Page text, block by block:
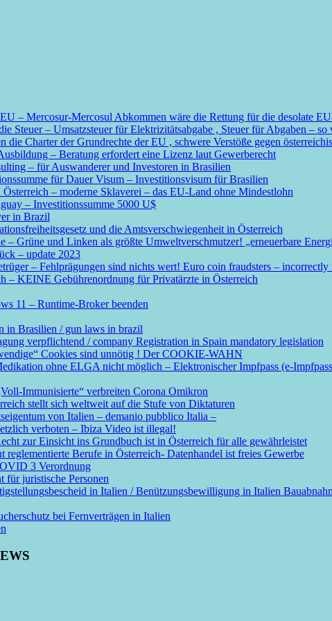
– Mercosur-Mercosul Abkommen wäre die Rettung für die desolate
Steuer – Umsatzsteuer für Elektrizitätsabgabe , Steuer für Abgaben –
Charter der Grundrechte der EU , schwere Verstöße gegen
– Beratung erfordert eine Lizenz laut Gewerberecht
– für Auswanderer und Investoren in Brasilien
für Dauer Visum – Investitionsvisum für Brasilien
– moderne Sklaverei – das EU-Land ohne Mindestlohn
– Investitionssumme 5000 U$
in Brazil
und die Amtsverschwiegenheit in Österreich
Grüne und Linken als größte Umweltverschmutzer! „erneuerbare
– update 2023
– Fehlprägungen sind nichts wert! Euro coin fraudsters –
– KEINE Gebührenordnung für Privatärzte in Österreich
11 – Runtime-Broker beenden
in Brasilien / gun laws in brazil
verpflichtend / company Registration in Spain mandatory legislation
Cookies sind unnötig ! Der COOKIE-WAHN
ohne ELGA nicht möglich – Elektronischer Impfpass (e-
Immunisierte“ verbreiten Corona Omikron
stellt sich weltweit auf die Stufe von Diktaturen
von Italien – demanio pubblico Italia –
verboten – Ibiza Video ist illegal!
zur Einsicht ins Grundbuch ist in Österreich für alle gewährleistet
reglementierte Berufe in Österreich- Datenhandel ist freies Gewerbe
3 Verordnung
juristische Personen
in Italien / Benützungsbewilligung in Italien
bei Fernverträgen in Italien